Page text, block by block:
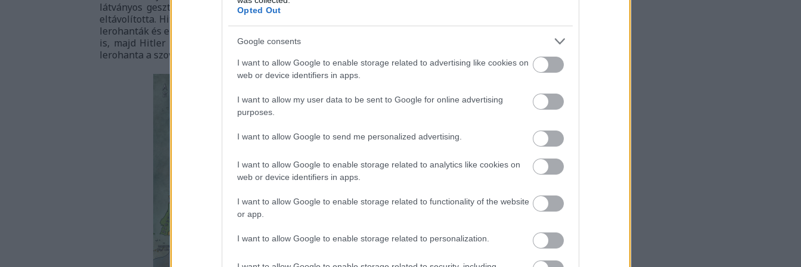
Opted Out
Google consents
I want to allow Google to enable storage related to advertising like cookies on
web or device identifiers in apps.
I want to allow my user data to be sent to Google for online advertising
purposes.
I want to allow Google to send me personalized advertising.
I want to allow Google to enable storage related to analytics like cookies on
web or device identifiers in apps.
I want to allow Google to enable storage related to functionality of the website
or app.
I want to allow Google to enable storage related to personalization.
látványos gesztust: néhány magasabban szolgáló szovjet titkár valóban zsidó volt, őket
eltávolította. Hitler értékelte ezt, és meg is köttetett a Molotov-Ribbentrop paktum. Aztán
lerohanták és elfelezték Lengyelországot, később a szovjetek elfoglalták a balti államokat
is, majd Hitler egy kicsit elszámolta magát, amikor nekiment a szövetségeseknek is, és
lerohanta a szovjeteket.